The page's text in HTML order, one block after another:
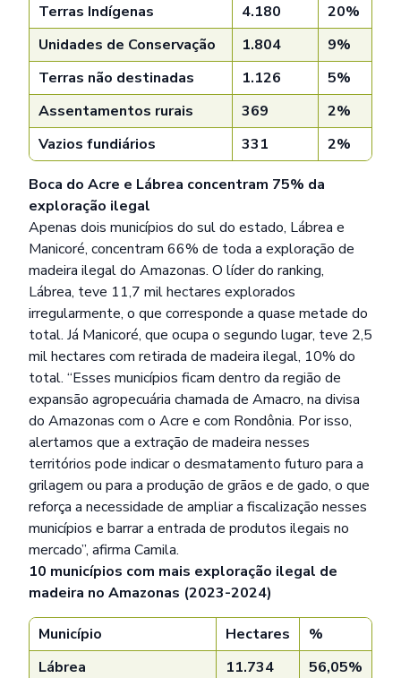
Terras Indígenas
4.180
20%
Unidades de Conservação
1.804
9%
Terras não destinadas
1.126
5%
Assentamentos rurais
369
2%
Vazios fundiários
331 2%
Boca do Acre e Lábrea concentram 75% da
exploração ilegal
Apenas dois municípios do sul do estado, Lábrea e
Manicoré, concentram 66% de toda a exploração de
madeira ilegal do Amazonas. O líder do ranking,
Lábrea, teve 11,7 mil hectares explorados
irregularmente, o que corresponde a quase metade do
total. Já Manicoré, que ocupa o segundo lugar, teve 2,5
mil hectares com retirada de madeira ilegal, 10% do
total. “Esses municípios ficam dentro da região de
expansão agropecuária chamada de Amacro, na divisa
do Amazonas com o Acre e com Rondônia. Por isso,
alertamos que a extração de madeira nesses
territórios pode indicar o desmatamento futuro para a
grilagem ou para a produção de grãos e de gado, o que
reforça a necessidade de ampliar a fiscalização nesses
municípios e barrar a entrada de produtos ilegais no
mercado”, afirma Camila.
10 municípios com mais exploração ilegal de
madeira no Amazonas (2023-2024)
Município Hectares
%
Lábrea
11.734
56,05%